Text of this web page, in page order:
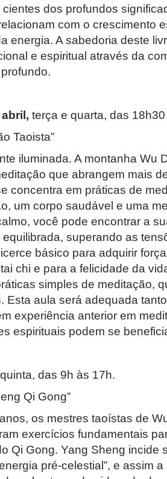
dos profundos
com o crescimento
energia. A sabedoria deste
e espiritual através da
terça e quarta, das
Taoista”
iluminada. A montanha Wu
que abrangem mais
concentra em práticas de
um corpo saudável e uma
você pode encontrar a
superando as
básico para adquirir
chi e para a felicidade da
simples de meditação,
Esta aula será adequada
experiência anterior em
espirituais podem se
quinta, das 9h às 17h.
Qi Gong”
os mestres taoístas de
exercícios fundamentais
Qi Gong. Yang Sheng incide
pré-celestial”, e assim